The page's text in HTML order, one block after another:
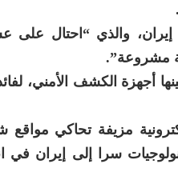
إيران، والذي “احتال
مشروعة”.
أجهزة الكشف الأمني،
مزيفة تحاكي مواقع
سرا إلى إيران في